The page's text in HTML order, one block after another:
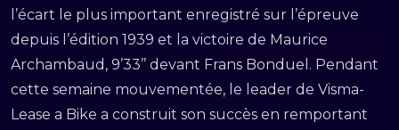
l’écart le plus important enregistré sur l’épreuve
depuis l’édition 1939 et la victoire de Maurice
Archambaud, 9’33’’ devant Frans Bonduel. Pendant
cette semaine mouvementée, le leader de Visma-
Lease a Bike a construit son succès en remportant